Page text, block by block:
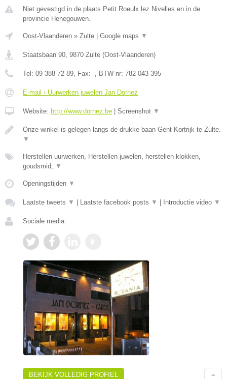
Niet gevestigd in de plaats Petit Roeulx lez Nivelles en in de
provincie Henegouwen.
Oost-Vlaanderen » Zulte Google maps ▼
Staatsbaan 90, 9870 Zulte (Oost-Vlaanderen)
Tel: 09 388 72 89, Fax: -, BTW-nr: 782 043 395
E-mail › Uurwerken juwelen Jan Dornez
Website: http://www.dornez.be Screenshot ▼
Onze winkel is gelegen langs de drukke baan Gent-Kortrijk te Zulte.
▼
Herstellen uurwerken, Herstellen juwelen, herstellen klokken,
goudsmid, ▼
Openingstijden ▼
Laatste tweets ▼ Laatste facebook posts ▼ Introductie video ▼
Sociale media:
BEKIJK VOLLEDIG PROFIEL